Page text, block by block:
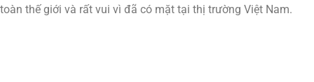
toàn thế giới và rất vui vì đã có mặt tại thị trường Việt Nam.